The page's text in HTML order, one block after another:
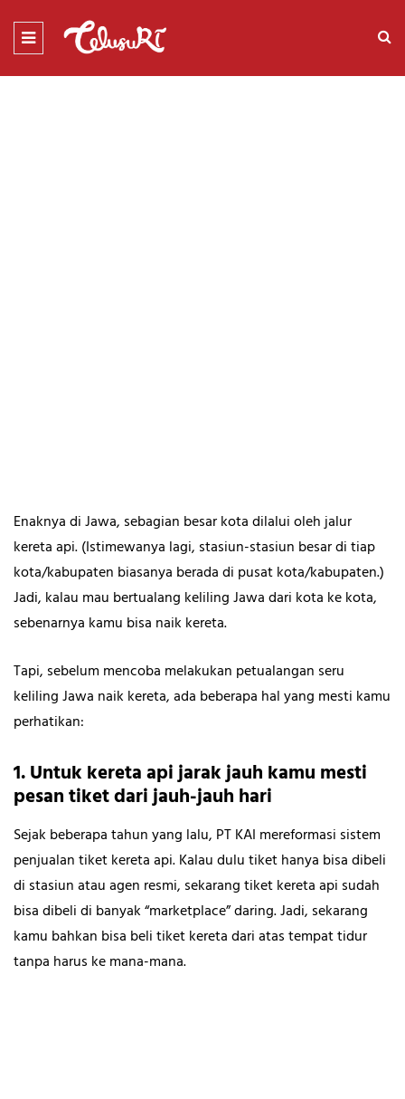
TelusuRI
Enaknya di Jawa, sebagian besar kota dilalui oleh jalur
kereta api. (Istimewanya lagi, stasiun-stasiun besar di tiap
kota/kabupaten biasanya berada di pusat kota/kabupaten.)
Jadi, kalau mau bertualang keliling Jawa dari kota ke kota,
sebenarnya kamu bisa naik kereta.
Tapi, sebelum mencoba melakukan petualangan seru
keliling Jawa naik kereta, ada beberapa hal yang mesti kamu
perhatikan:
1. Untuk kereta api jarak jauh kamu mesti
pesan tiket dari jauh-jauh hari
Sejak beberapa tahun yang lalu, PT KAI mereformasi sistem
penjualan tiket kereta api. Kalau dulu tiket hanya bisa dibeli
di stasiun atau agen resmi, sekarang tiket kereta api sudah
bisa dibeli di banyak “marketplace” daring. Jadi, sekarang
kamu bahkan bisa beli tiket kereta dari atas tempat tidur
tanpa harus ke mana-mana.